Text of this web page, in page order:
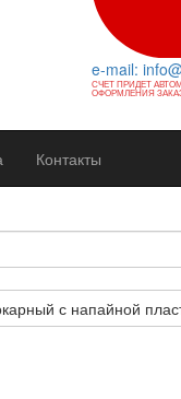
e-mail:
СЧЕТ ПРИДЕТ
ОФОРМЛЕНИЯ
Контакты
с напайной